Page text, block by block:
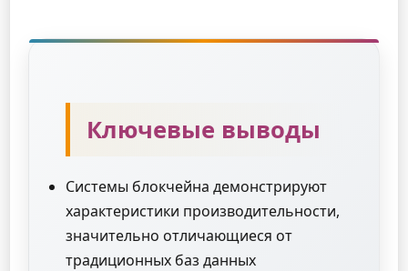
Ключевые выводы
Системы блокчейна демонстрируют
характеристики производительности,
значительно отличающиеся от
традиционных баз данных